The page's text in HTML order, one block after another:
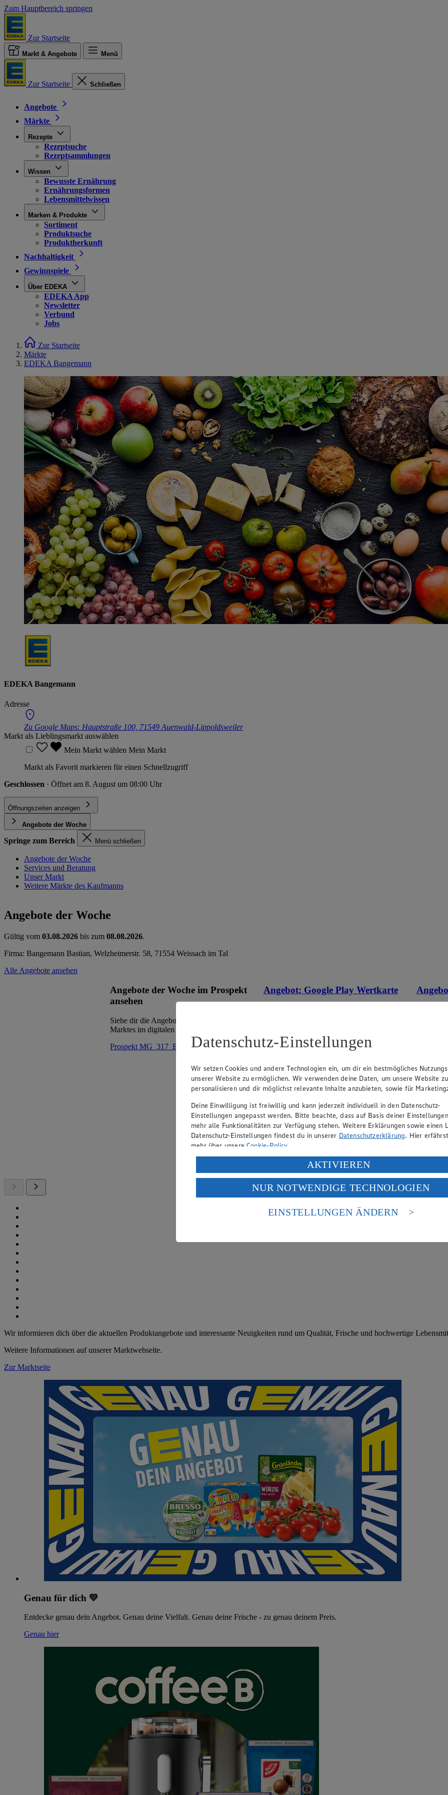
Zum Hauptbereich springen
Zur Startseite
Markt & Angebote Menü
Zur Startseite Schließen
Angebote
Märkte
Rezepte
Rezeptsuche
Rezeptsammlungen
Wissen
Bewusste Ernährung
Ernährungsformen
Lebensmittelwissen
Marken & Produkte
Sortiment
Produktsuche
Produktherkunft
Nachhaltigkeit
Gewinnspiele
Über EDEKA
EDEKA App
Newsletter
Verbund
Jobs
Zur Startseite
Märkte
EDEKA Bangemann
EDEKA Bangemann
Adresse
Zu Google Maps: Hauptstraße 100, 71549 Auenwald-Lippoldsweiler
Markt als Lieblingsmarkt auswählen
Mein Markt wählen Mein Markt
Markt als Favorit markieren für einen Schnellzugriff
Geschlossen · Öffnet am 8. August um 08:00 Uhr
Öffnungszeiten anzeigen
Angebote der Woche
Springe zum Bereich Menü schließen
Angebote der Woche
Services und Beratung
Unser Markt
Weitere Märkte des Kaufmanns
Angebote der Woche
Gültig vom 03.08.2026 bis zum 08.08.2026.
Firma: Bangemann Bastian, Welzheimerstr. 58, 71554 Weissach im Tal
Alle Angebote ansehen
Angebote der Woche im Prospekt
ansehen
Siehe dir die Angebote der Woche deines
Marktes im digitalen Blätterkatalog an.
Prospekt MG_317_ED im BrowserAnsehen
Angebot: Google Play Wertkarte
Festpreis von 100.00€
• Nur in teilnehmenden Märkten erhältlich
• Nur in
Wir informieren dich über die aktuellen Produktangebote und interessante Neuigkeiten rund um Qualität, Frische und hochwertige
Weitere Informationen auf unserer Marktwebseite.
Zur Marktseite
Genau für dich 💛
Entdecke genau dein Angebot. Genau deine Vielfalt. Genau deine Frische - zu genau deinem Preis.
Genau hier
Datenschutz-Einstellungen
Wir setzen Cookies und andere Technologien ein, um dir ein bestmögliches
unserer Website zu ermöglichen. Wir verwenden deine Daten, um unsere Website zu
personalisieren und dir möglichst relevante Inhalte anzubieten, sowie für
Deine Einwilligung ist freiwillig und kann jederzeit individuell in den Datenschutz-
Einstellungen angepasst werden. Bitte beachte, dass auf Basis deiner
mehr alle Funktionalitäten zur Verfügung stehen. Weitere Erklärungen sowie einen
Datenschutz-Einstellungen findest du in unserer Datenschutzerklärung. Hier
mehr über unsereCookie-Policy.
Verarbeitung deiner personenbezogenen Daten in den USA durch Facebook und
Wenn du auf „Aktivieren“ klickst, willigst du im Sinne des Art. 49 Abs. 1 Satz 1 lit.
ein, dass deine Daten in den USA verarbeitet werden. Der EuGH sieht die USA als
einem nach europäischen Standards nicht angemessenen Datenschutzniveau an. Es
Risiko eines Zugriffs durch US-amerikanische Behörden.
AKTIVIEREN
NUR NOTWENDIGE TECHNOLOGIEN
EINSTELLUNGEN ÄNDERN